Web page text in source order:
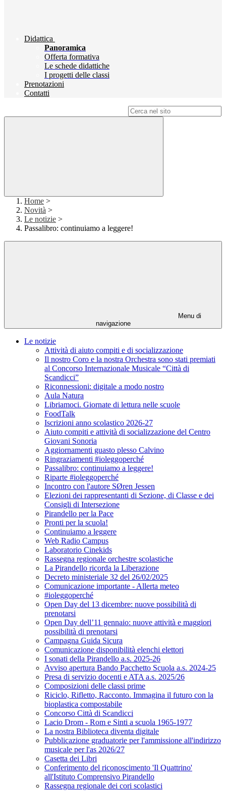
Didattica
Panoramica
Offerta formativa
Le schede didattiche
I progetti delle classi
Prenotazioni
Contatti
Home >
Novità >
Le notizie >
Passalibro: continuiamo a leggere!
Menu di
navigazione
Le notizie
Attività di aiuto compiti e di socializzazione
Il nostro Coro e la nostra Orchestra sono stati premiati
al Concorso Internazionale Musicale “Città di
Scandicci”
Riconnessioni: digitale a modo nostro
Aula Natura
Libriamoci. Giornate di lettura nelle scuole
FoodTalk
Iscrizioni anno scolastico 2026-27
Aiuto compiti e attività di socializzazione del Centro
Giovani Sonoria
Aggiornamenti guasto plesso Calvino
Ringraziamenti #ioleggoperché
Passalibro: continuiamo a leggere!
Riparte #ioleggoperché
Incontro con l'autore SØren Jessen
Elezioni dei rappresentanti di Sezione, di Classe e dei
Consigli di Intersezione
Pirandello per la Pace
Pronti per la scuola!
Continuiamo a leggere
Web Radio Campus
Laboratorio Cinekids
Rassegna regionale orchestre scolastiche
La Pirandello ricorda la Liberazione
Decreto ministeriale 32 del 26/02/2025
Comunicazione importante - Allerta meteo
#ioleggoperché
Open Day del 13 dicembre: nuove possibilità di
prenotarsi
Open Day dell’11 gennaio: nuove attività e maggiori
possibilità di prenotarsi
Campagna Guida Sicura
Comunicazione disponibilità elenchi elettori
I sonati della Pirandello a.s. 2025-26
Avviso apertura Bando Pacchetto Scuola a.s. 2024-25
Presa di servizio docenti e ATA a.s. 2025/26
Composizioni delle classi prime
Riciclo, Rifletto, Racconto. Immagina il futuro con la
bioplastica compostabile
Concorso Città di Scandicci
Lacio Drom - Rom e Sinti a scuola 1965-1977
La nostra Biblioteca diventa digitale
Pubblicazione graduatorie per l'ammissione all'indirizzo
musicale per l'as 2026/27
Casetta dei Libri
Conferimento del riconoscimento 'Il Quattrino'
all'Istituto Comprensivo Pirandello
Rassegna regionale dei cori scolastici